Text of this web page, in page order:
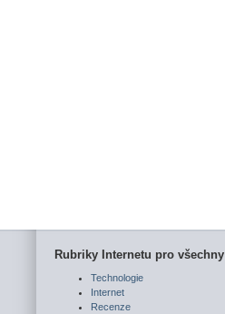
Rubriky Internetu pro všechny
Technologie
Internet
Recenze